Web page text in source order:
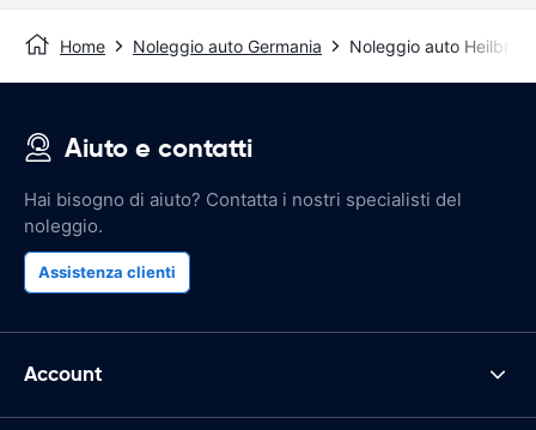
Home Noleggio auto Germania Noleggio auto
Aiuto e contatti
Hai bisogno di aiuto? Contatta i nostri specialisti del
noleggio.
Assistenza clienti
Account